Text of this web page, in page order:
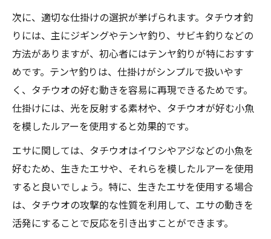
次に、適切な仕掛けの選択が挙げられます。タチウオ釣
りには、主にジギングやテンヤ釣り、サビキ釣りなどの
方法がありますが、初心者にはテンヤ釣りが特におすす
めです。テンヤ釣りは、仕掛けがシンプルで扱いやす
く、タチウオの好む動きを容易に再現できるためです。
仕掛けには、光を反射する素材や、タチウオが好む小魚
を模したルアーを使用すると効果的です。
エサに関しては、タチウオはイワシやアジなどの小魚を
好むため、生きたエサや、それらを模したルアーを使用
すると良いでしょう。特に、生きたエサを使用する場合
は、タチウオの攻撃的な性質を利用して、エサの動きを
活発にすることで反応を引き出すことができます。